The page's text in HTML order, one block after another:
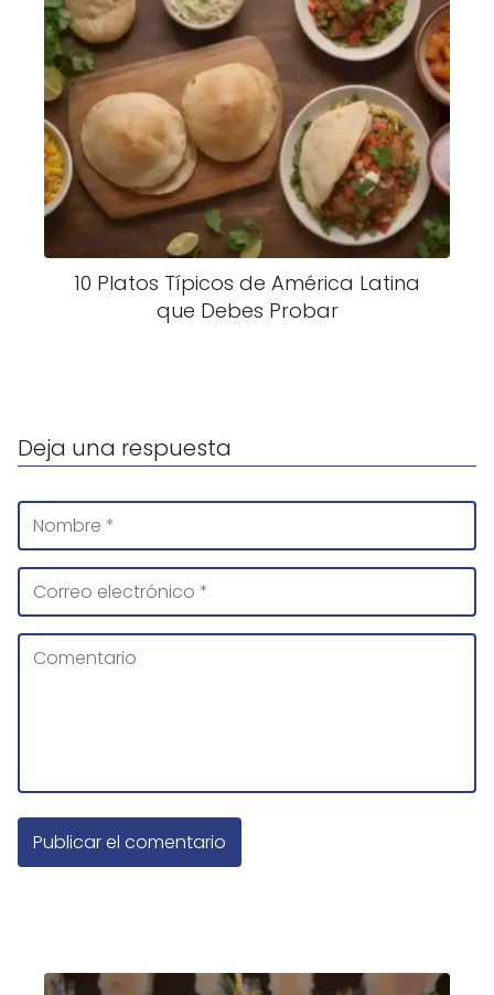
10 Platos Típicos de América Latina
que Debes Probar
Deja una respuesta